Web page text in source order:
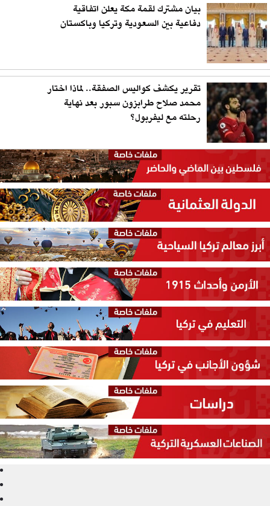
بيان مشترك لقمة مكة يعلن اتفاقية
دفاعية بين السعودية وتركيا وباكستان
تقرير يكشف كواليس الصفقة.. لماذا اختار
محمد صلاح طرابزون سبور بعد نهاية
رحلته مع ليفربول؟